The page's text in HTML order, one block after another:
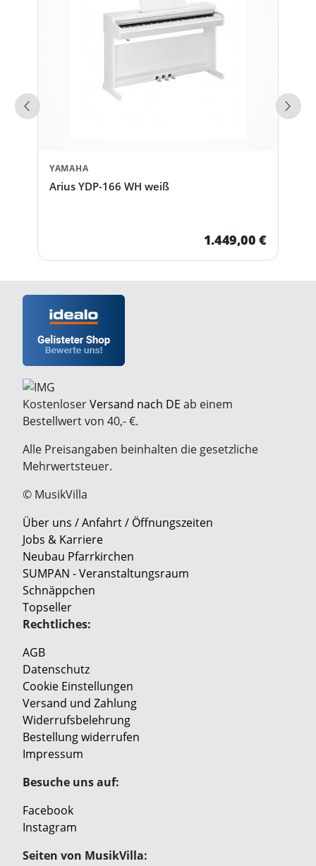
YAMAHA
Arius YDP-166 WH weiß
1.449,00 €
Vorherige Produkte
KostenloserVersand nach DE ab einem
Bestellwert von 40,- €.
Alle Preisangaben beinhalten die gesetzliche
Mehrwertsteuer.
© MusikVilla
Über uns / Anfahrt / Öffnungszeiten
Jobs & Karriere
Neubau Pfarrkirchen
SUMPAN - Veranstaltungsraum
Schnäppchen
Topseller
Rechtliches:
AGB
Datenschutz
Cookie Einstellungen
Versand und Zahlung
Widerrufsbelehrung
Bestellung widerrufen
Impressum
Besuche uns auf:
Facebook
Instagram
Seiten von MusikVilla: